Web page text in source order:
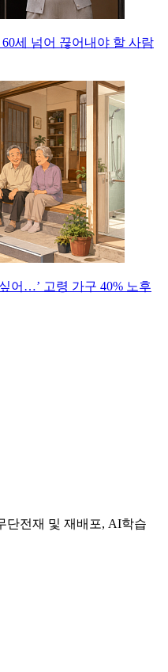
세 넘어 끊어내야 할 사람
어…’ 고령 가구 40% 노후
전재 및 재배포, AI학습